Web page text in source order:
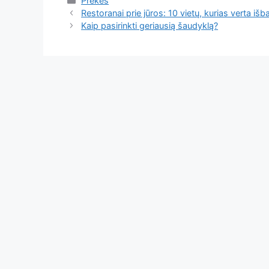
Restoranai prie jūros: 10 vietų, kurias verta
Kaip pasirinkti geriausią šaudyklą?